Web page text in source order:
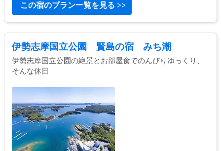
この宿のプラン一覧を見る >>
伊勢志摩国立公園 賢島の宿 みち潮
伊勢志摩国立公園の絶景とお部屋食でのんびりゆっくり、
そんな休日